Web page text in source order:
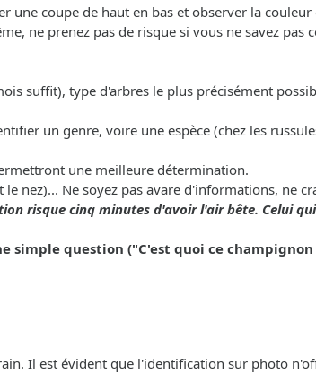
une coupe de haut en bas et observer la
ne prenez pas de risque si vous ne savez
suffit), type d'arbres le plus précisément
un genre, voire une espèce (chez les
une meilleure détermination.
nez)... Ne soyez pas avare d'informations, ne
risque cinq minutes d'avoir l'air bête. Celui
simple question ("C'est quoi ce
Il est évident que l'identification sur photo